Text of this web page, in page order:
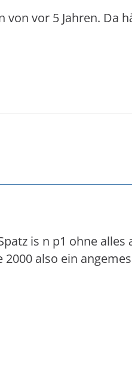
von vor 5 Jahren. Da
is n p1 ohne
also ein